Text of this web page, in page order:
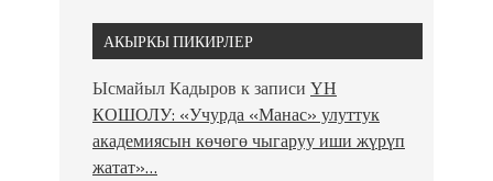
АКЫРКЫ ПИКИРЛЕР
Ысмайыл Кадыров к записи ҮН
КОШОЛУ: «Учурда «Манас» улуттук
академиясын көчөгө чыгаруу иши жүрүп
жатат»…